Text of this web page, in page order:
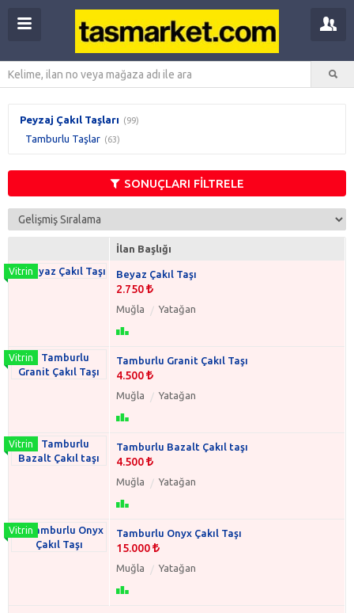
Peyzaj Çakıl Taşları (99)
Tamburlu Taşlar (63)
SONUÇLARI FİLTRELE
İlan Başlığı
Beyaz Çakıl Taşı
2.750
Muğla Yatağan
Tamburlu Granit Çakıl Taşı
4.500
Muğla Yatağan
Tamburlu Bazalt Çakıl taşı
4.500
Muğla Yatağan
Tamburlu Onyx Çakıl Taşı
15.000
Muğla Yatağan